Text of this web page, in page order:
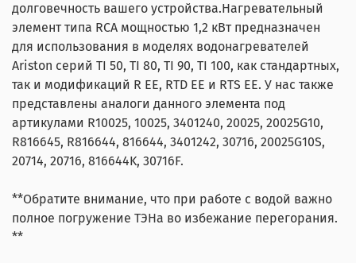
долговечность вашего устройства.Нагревательный
элемент типа RCA мощностью 1,2 кВт предназначен
для использования в моделях водонагревателей
Ariston серий TI 50, TI 80, TI 90, TI 100, как стандартных,
так и модификаций R EE, RTD EE и RTS EE. У нас также
представлены аналоги данного элемента под
артикулами R10025, 10025, 3401240, 20025, 20025G10,
R816645, R816644, 816644, 3401242, 30716, 20025G10S,
20714, 20716, 816644K, 30716F.
**Обратите внимание, что при работе с водой важно
полное погружение ТЭНа во избежание перегорания.
**